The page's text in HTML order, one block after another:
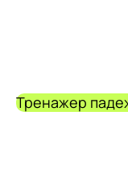
Тренажер